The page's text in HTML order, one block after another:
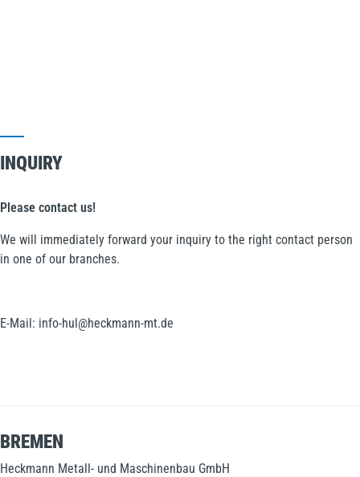
INQUIRY
Please contact us!
We will immediately forward your inquiry to the right contact person
in one of our branches.
E-Mail: info-hul@heckmann-mt.de
BREMEN
Heckmann Metall- und Maschinenbau GmbH